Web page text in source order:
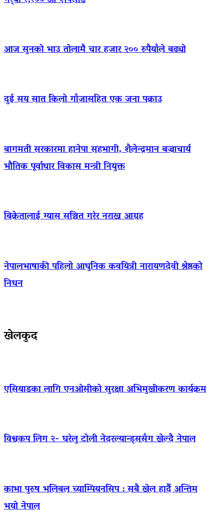
आज सुनको भाउ तोलामै चार हजार २०० रुपैयाँले बढ्यो
दुई सय सात किलो गाँजासहित एक जना पक्राउ
बागमती सरकारमा हानेपा सहभागी, शैलेन्द्रमान बज्राचार्य
भौतिक पूर्वाधार विकास मन्त्री नियुक्त
बिक्रेतालाई ग्यास सञ्चित गरेर नराख्न आग्रह
नेपालभाषाकी पहिलो आधुनिक कवयित्री नारायणदेवी श्रेष्ठको
निधन
खेलकुद
एसियाडका लागि एनओसीको सुरक्षा अभिमुखीकरण कार्यक्रम
विश्वकप लिग २- घरेलु टोली नेदरल्यान्ड्ससँग खेल्दै नेपाल
काभा पुरुष भलिबल च्याम्पियनसिप : सबै खेल हार्दै अन्तिम
भयो नेपाल